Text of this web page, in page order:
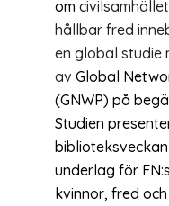
om
hållbar fred
en global studie
av Global
(GNWP) på
Studien
underlag för
kvinnor, fred